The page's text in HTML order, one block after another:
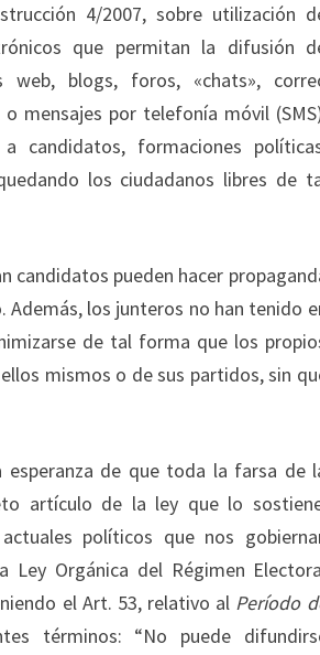
4/2007, sobre utilización
que permitan la difusión
web, blogs, foros, «chats»,
mensajes por telefonía móvil
candidatos, formaciones
los ciudadanos libres de
candidatos pueden hacer
los junteros no han tenido
de tal forma que los
mismos o de sus partidos, sin
de que toda la farsa de
artículo de la ley que lo
políticos que nos
Orgánica del Régimen
el Art. 53, relativo al Período
términos: “No puede